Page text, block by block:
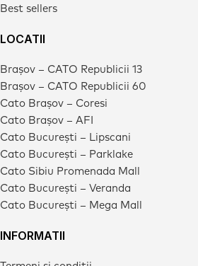
Best sellers
LOCATII
Brașov – CATO Republicii 13
Brașov – CATO Republicii 60
Cato Brașov – Coresi
Cato Brașov – AFI
Cato București – Lipscani
Cato București – Parklake
Cato Sibiu Promenada Mall
Cato București – Veranda
Cato București – Mega Mall
INFORMATII